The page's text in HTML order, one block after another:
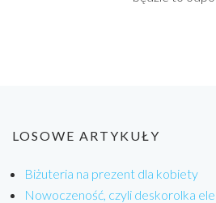
LOSOWE ARTYKUŁY
Biżuteria na prezent dla kobiety
Nowoczeność, czyli deskorolka